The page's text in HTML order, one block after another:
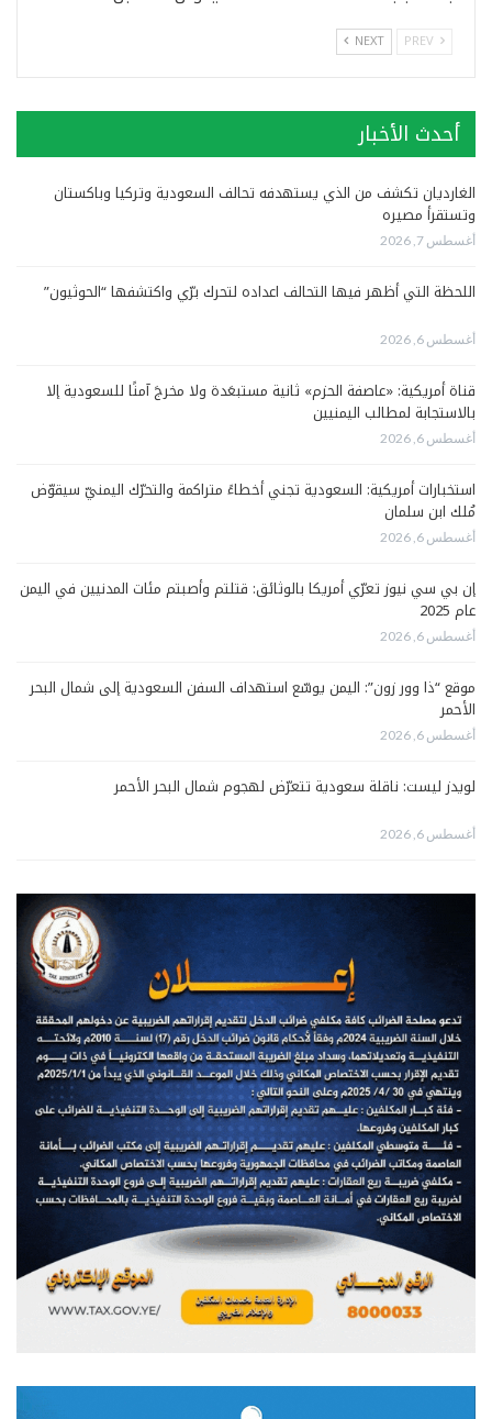
NEXT
أحدث الأخبار
الغارديان تكشف من الذي يستهدفه تحالف السعودية وتركيا وباكستان
وتستقرأ مصيره
أغسطس 7, 2026
اللحظة التي أظهر فيها التحالف اعداده لتحرك برّي واكتشفها “الحوثيون”
أغسطس 6, 2026
قناة أمريكية: «عاصفة الحزم» ثانية مستبعَدة ولا مخرجَ آمنًا للسعودية إلا
بالاستجابة لمطالب اليمنيين
أغسطس 6, 2026
استخبارات أمريكية: السعودية تجني أخطاءً متراكمة والتحرّك اليمنيّ سيقوّض
مُلك ابن سلمان
أغسطس 6, 2026
إن بي سي نيوز تعرّي أمريكا بالوثائق: قتلتم وأصبتم مئات المدنيين في اليمن
عام 2025
أغسطس 6, 2026
موقع “ذا وور زون”: اليمن يوسّع استهداف السفن السعودية إلى شمال البحر
الأحمر
أغسطس 6, 2026
لويدز ليست: ناقلة سعودية تتعرّض لهجوم شمال البحر الأحمر
أغسطس 6, 2026